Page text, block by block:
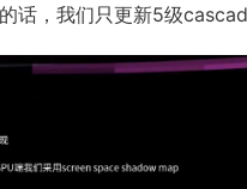
话，我们只更新5级